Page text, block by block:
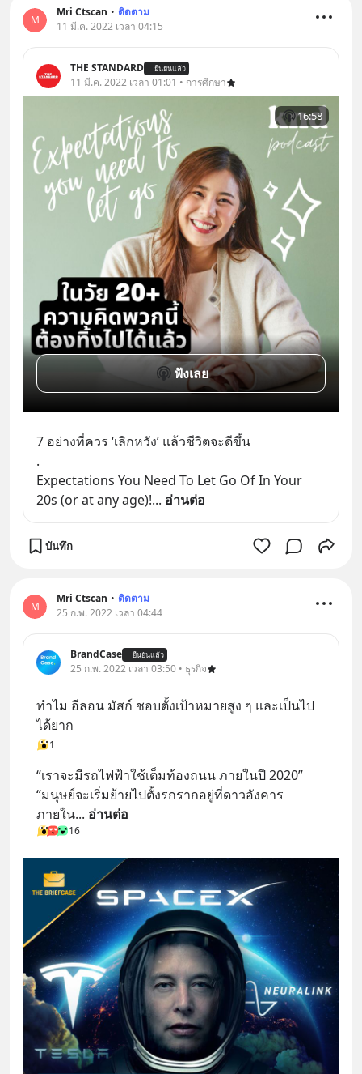
M
Mri Ctscan • ติดตาม
11 มี.ค. 2022 เวลา 04:15
THE STANDARD ยืนยันแล้ว
11 มี.ค. 2022 เวลา 01:01 • การศึกษา
16:58
ฟังเลย
7 อย่างที่ควร ‘เลิกหวัง’ แล้วชีวิตจะดีขึ้น
.
Expectations You Need To Let Go Of In Your
20s (or at any age)!... อ่านต่อ
บันทึก
M
Mri Ctscan • ติดตาม
25 ก.พ. 2022 เวลา 04:44
BrandCase ยืนยันแล้ว
25 ก.พ. 2022 เวลา 03:50 • ธุรกิจ
ทำไม อีลอน มัสก์ ชอบตั้งเป้าหมายสูง ๆ และเป็นไป
ได้ยาก
1
“เราจะมีรถไฟฟ้าใช้เต็มท้องถนน ภายในปี 2020”
“มนุษย์จะเริ่มย้ายไปตั้งรกรากอยู่ที่ดาวอังคาร
ภายใน... อ่านต่อ
16